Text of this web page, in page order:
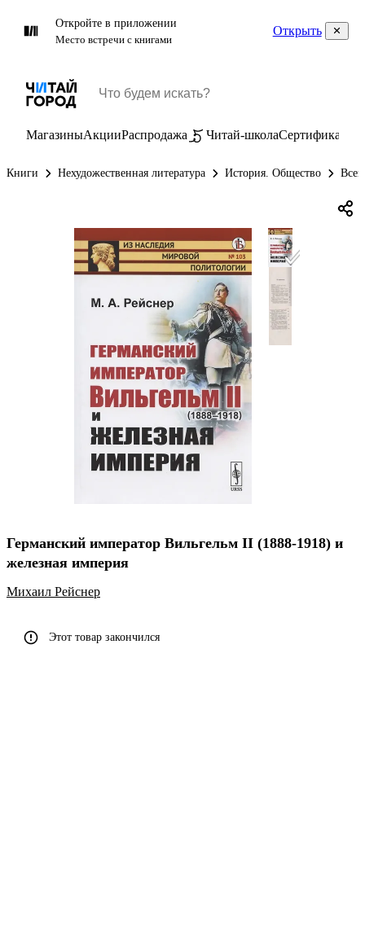
Откройте в приложении
Место встречи с книгами
Открыть
МагазиныАкцииРаспродажа Читай-школаСертификаты
Книги Нехудожественная литература История. Общество
Германский император Вильгельм II (1888-1918) и
железная империя
Михаил Рейснер
Этот товар закончился